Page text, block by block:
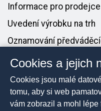
Informace pro
Uvedení výrobku na trh
Oznamování
PRO MÉDIA
Tiskové zprávy
Kontakt pro média
Cookies a jejich
Cookies jsou malé
tomu, aby si web
vám zobrazil a mohl